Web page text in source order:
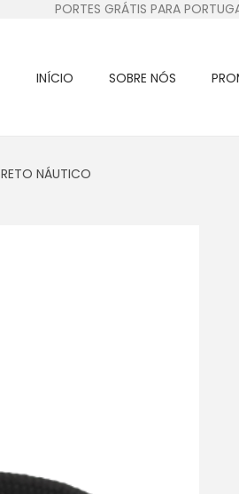
PORTES GRÁTIS PARA
INÍCIO SOBRE NÓS
NÁUTICO